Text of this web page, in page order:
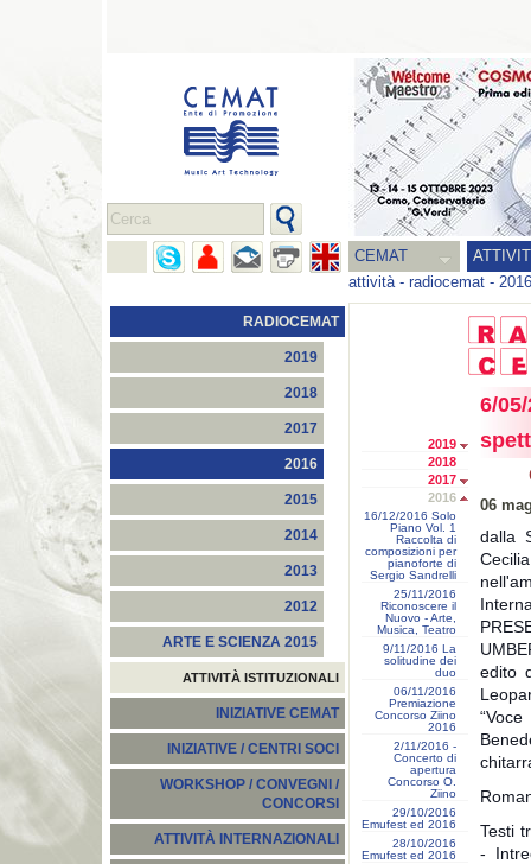
CEMAT
attività- radiocemat - 2016
RADIOCEMAT
2019
2018
2017
2016
2015
2014
2013
2012
ARTE E SCIENZA 2015
ATTIVITÀ ISTITUZIONALI
INIZIATIVE CEMAT
INIZIATIVE / CENTRI SOCI
WORKSHOP / CONVEGNI /
CONCORSI
ATTIVITÀ INTERNAZIONALI
2019
2018
2017
2016
16/12/2016 Solo
Piano Vol. 1
Raccolta di
composizioni per
pianoforte di
Sergio Sandrelli
25/11/2016
Riconoscere il
Nuovo - Arte,
Musica, Teatro
9/11/2016 La
solitudine dei
duo
06/11/2016
Premiazione
Concorso Ziino
2016
2/11/2016 -
Concerto di
apertura
Concorso O.
Ziino
29/10/2016
Emufest ed 2016
28/10/2016
Emufest ed 2016
6/
06
dalla
edito
Testi
-